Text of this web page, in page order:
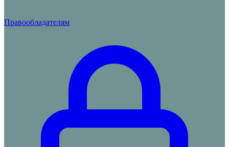
Правообладателям